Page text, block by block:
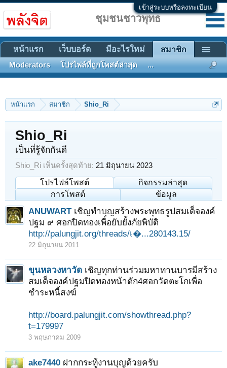
เข้าสู่ระบบหรือลงทะเบียน
หน้าแรก สมาชิก Shio_Ri
Shio_Ri
เป็นที่รู้จักกันดี
Shio_Ri เห็นครั้งสุดท้าย: 21 มิถุนายน 2023
โปรไฟล์โพสต์
กิจกรรมล่าสุด
การโพสต์
ข้อมูล
ANUWART เชิญทำบุญสร้างพระพุทธรูปสมเด็จองค์
ปฐม ๙ ศอกปิดทองเพื่อยับยั้งภัยพิบัติ
http://palungjit.org/threads/เ�...280143.15/
22 มิถุนายน 2011
ขุนหลวงหาวัด เชิญทุกท่านร่วมมหาทานบารมีสร้าง
สมเด็จองค์ปฐมปิดทองหน้าตัก4ศอกวัดตะโกเพื่อ
ชำระหนี้สงฆ์
http://board.palungjit.com/showthread.php?
t=179997
3 พฤษภาคม 2009
ake7440 ฝากกระทู้งานบุญด้วยครับ
ชุมชนชาวพุทธ
หน้าแรก เว็บบอร์ด มีอะไรใหม่ สมาชิก
Moderators โปรไฟล์ที่ถูกโพสต์ล่าสุด ...